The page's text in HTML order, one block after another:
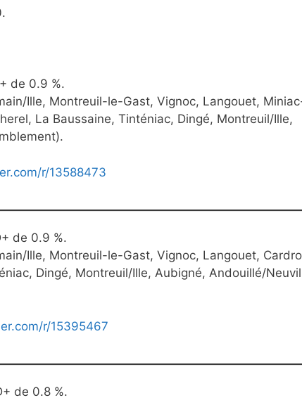
de 0.9 %.
Ille, Montreuil-le-Gast, Vignoc, Langouet,
La Baussaine, Tinténiac, Dingé, Montreuil/Ille,
r/13588473
de 0.9 %.
Ille, Montreuil-le-Gast, Vignoc, Langouet,
Dingé, Montreuil/Ille, Aubigné, Andouillé/
r/15395467
de 0.8 %.